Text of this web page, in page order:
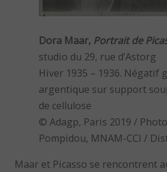
Dora Maar, Portrait de
studio du 29, rue d’Astorg
Hiver 1935 – 1936. Négatif
argentique sur support
de cellulose
© Adagp, Paris 2019 /
Pompidou, MNAM-CCI /
Maar et Picasso se rencontrent